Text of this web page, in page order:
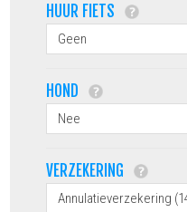
HUUR FIETS
HOND
VERZEKERING